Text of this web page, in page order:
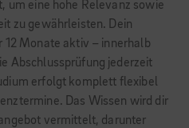
um eine hohe Relevanz sowie
zu gewährleisten. Dein
12 Monate aktiv – innerhalb
Abschlussprüfung jederzeit
erfolgt komplett flexibel
Das Wissen wird dir
vermittelt, darunter